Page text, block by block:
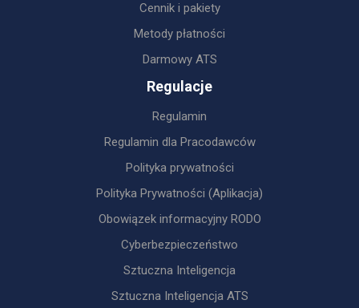
Cennik i pakiety
Metody płatności
Darmowy ATS
Regulacje
Regulamin
Regulamin dla Pracodawców
Polityka prywatności
Polityka Prywatności (Aplikacja)
Obowiązek informacyjny RODO
Cyberbezpieczeństwo
Sztuczna Inteligencja
Sztuczna Inteligencja ATS